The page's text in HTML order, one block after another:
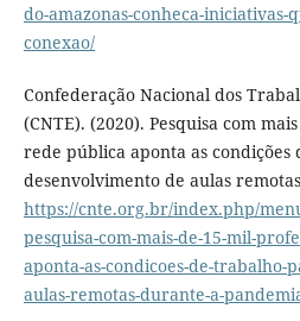
do-amazonas-conheca-
conexao/
Confederação Nacional dos
(CNTE). (2020). Pesquisa com
rede pública aponta as
desenvolvimento de aulas
https://cnte.org.br/index.php/
pesquisa-com-mais-de-15-mil-
aponta-as-condicoes-de-trabalho-
aulas-remotas-durante-a-